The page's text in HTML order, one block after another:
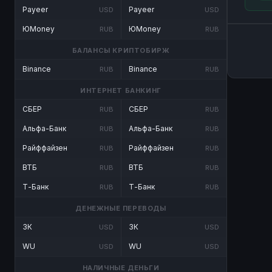
Payeer USD
ЮMoney RUB
Payeer USD
ЮMoney RUB
БАЛАНСЫ КРИПТОБИРЖ
Binance RUB Binance RUB
ИНТЕРНЕТ БАНКИНГ
СБЕР RUB
Альфа-Банк RUB
Райффайзен RUB
ВТБ RUB
Т-Банк RUB
СБЕР RUB
Альфа-Банк RUB
Райффайзен RUB
ВТБ RUB
Т-Банк RUB
ДЕНЕЖНЫЕ ПЕРЕВОДЫ
ЗК USD
WU USD
ЗК USD
WU USD
НАЛИЧНЫЕ ДЕНЬГИ